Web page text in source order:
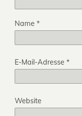
Name *
E-Mail-Adresse *
Website